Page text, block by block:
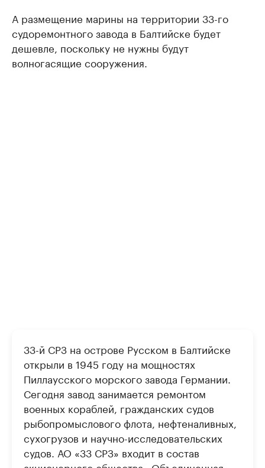
А размещение марины на территории 33-го
судоремонтного завода в Балтийске будет
дешевле, поскольку не нужны будут
волногасящие сооружения.
33-й СРЗ на острове Русском в Балтийске
открыли в 1945 году на мощностях
Пиллаусского морского завода Германии.
Сегодня завод занимается ремонтом
военных кораблей, гражданских судов
рыбопромыслового флота, нефтеналивных,
сухогрузов и научно-исследовательских
судов. АО «33 СРЗ» входит в состав